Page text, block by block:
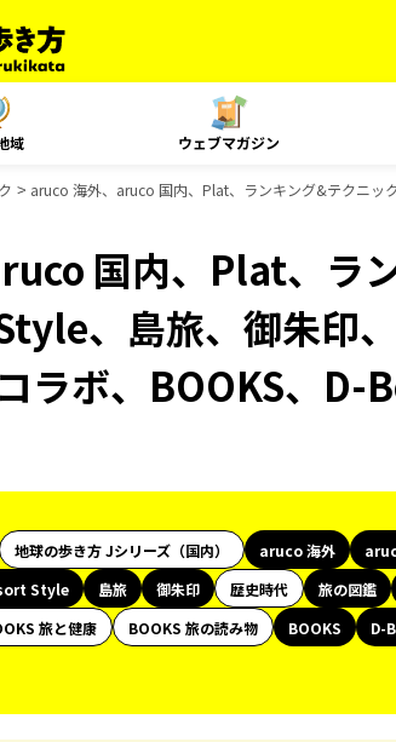
域 ウェブマガジン
aruco 海外、aruco 国内、Plat、ランキング&テクニッ
国内、Plat、ラ
、島旅、御朱印
ラボ、BOOKS、D-
地球の歩き方 Jシリーズ（国内） aruco 海外
Style 島旅 御朱印 歴史時代 旅の図鑑
旅と健康 BOOKS 旅の読み物 BOOKS
D-